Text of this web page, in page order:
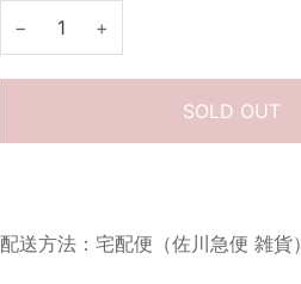
−
+
SOLD OUT
配送方法：宅配便（佐川急便 雑貨）